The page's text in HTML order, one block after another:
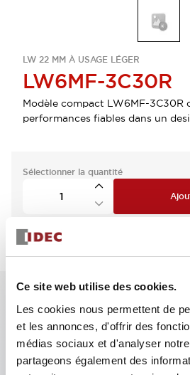
Ce site web utilise des cookies.
Les cookies nous permettent de
et les annonces, d'offrir des
médias sociaux et d'analyser
partageons également des
LW 22 MM À USAGE LÉGER
LW6MF-3C30R
Modèle compact LW6MF-3C30R
performances fiables dans un
Sélectionner la quantité
Caractéristiques clés
Le montage en groupe serré